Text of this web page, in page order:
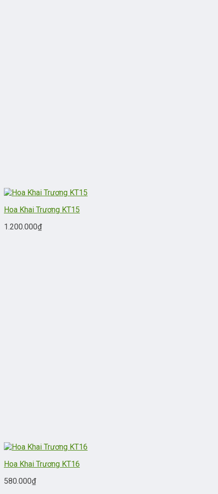
Hoa Khai Trương KT15
1.200.000₫
Hoa Khai Trương KT16
580.000₫